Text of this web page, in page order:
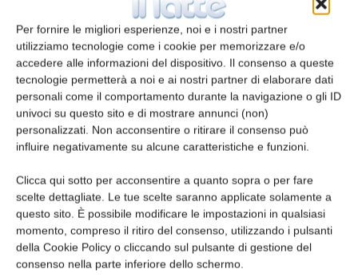
Per fornire le migliori esperienze, noi e i nostri partner
utilizziamo tecnologie come i cookie per memorizzare e/o
accedere alle informazioni del dispositivo. Il consenso a queste
tecnologie permetterà a noi e ai nostri partner di elaborare dati
personali come il comportamento durante la navigazione o gli ID
univoci su questo sito e di mostrare annunci (non)
personalizzati. Non acconsentire o ritirare il consenso può
influire negativamente su alcune caratteristiche e funzioni.
Clicca qui sotto per acconsentire a quanto sopra o per fare
scelte dettagliate. Le tue scelte saranno applicate solamente a
questo sito. È possibile modificare le impostazioni in qualsiasi
momento, compreso il ritiro del consenso, utilizzando i pulsanti
della Cookie Policy o cliccando sul pulsante di gestione del
consenso nella parte inferiore dello schermo.
che i reagenti di modificazione della pellicola
introducevano una minore contaminazione
microbica che rimaneva sotto il limite di 20.000
ufc/mL. Questi risultati suggeriscono che gli
imballaggi attivi con lattasi immobilizzata
presenti in commercio dovrebbero usare
cross-linkers ed enzimi purificati. La
caratterizzazione degli effetti di active
packaging sulla qualità alimentare riportata è
importante per dimostrare il potenziale
commerciale di queste tecnologie.
Bibliografia